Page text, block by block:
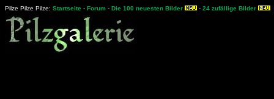
Pilze Pilze Pilze: Startseite - Forum - Die 100 neuesten Bilder - 24 zufällige Bilder